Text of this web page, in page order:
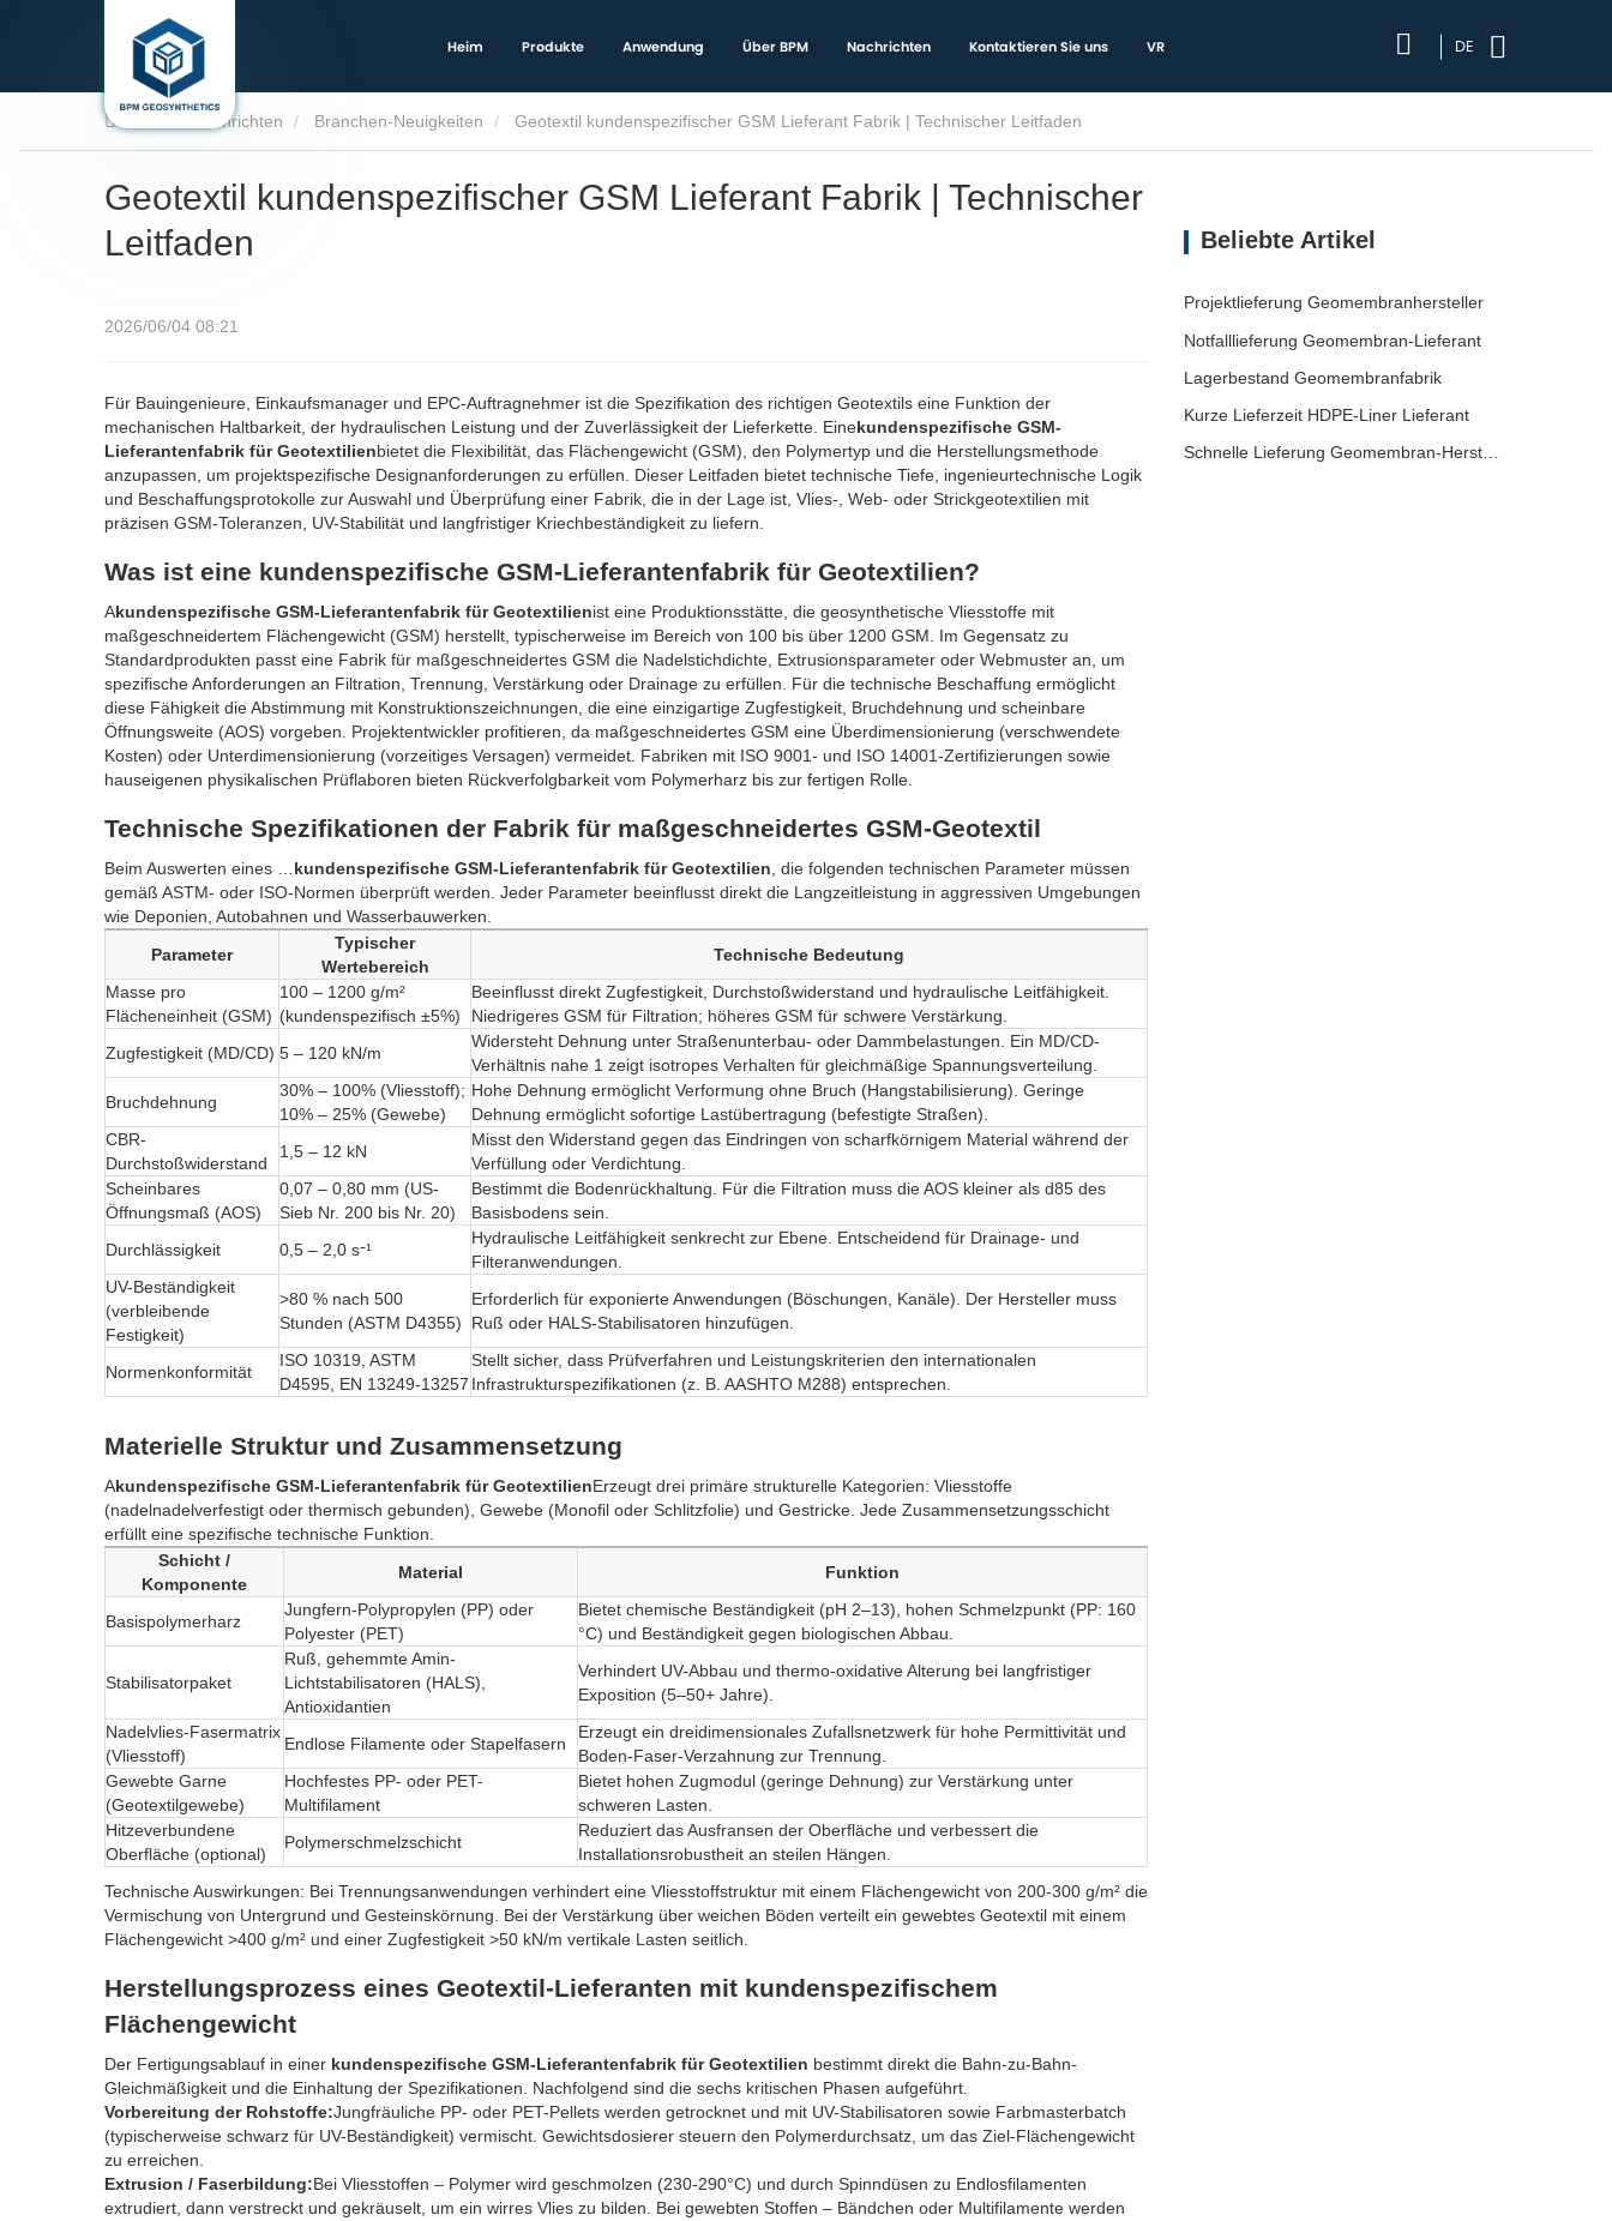
Heim Produkte Anwendung Über BPM Nachrichten Kontaktieren Sie uns VR DE
Nachrichten Branchen-Neuigkeiten Geotextil kundenspezifischer GSM Lieferant Fabrik | Technischer Leitfaden
Geotextil kundenspezifischer GSM Lieferant Fabrik | Technischer
Leitfaden
2026/06/04 08:21
Für Bauingenieure, Einkaufsmanager und EPC-Auftragnehmer ist die Spezifikation des richtigen Geotextils eine Funktion der
mechanischen Haltbarkeit, der hydraulischen Leistung und der Zuverlässigkeit der Lieferkette. Einekundenspezifische GSM-
Lieferantenfabrik für Geotextilienbietet die Flexibilität, das Flächengewicht (GSM), den Polymertyp und die Herstellungsmethode
anzupassen, um projektspezifische Designanforderungen zu erfüllen. Dieser Leitfaden bietet technische Tiefe, ingenieurtechnische Logik
und Beschaffungsprotokolle zur Auswahl und Überprüfung einer Fabrik, die in der Lage ist, Vlies-, Web- oder Strickgeotextilien mit
präzisen GSM-Toleranzen, UV-Stabilität und langfristiger Kriechbeständigkeit zu liefern.
Was ist eine kundenspezifische GSM-Lieferantenfabrik für Geotextilien?
Akundenspezifische GSM-Lieferantenfabrik für Geotextilienist eine Produktionsstätte, die geosynthetische Vliesstoffe mit
maßgeschneidertem Flächengewicht (GSM) herstellt, typischerweise im Bereich von 100 bis über 1200 GSM. Im Gegensatz zu
Standardprodukten passt eine Fabrik für maßgeschneidertes GSM die Nadelstichdichte, Extrusionsparameter oder Webmuster an, um
spezifische Anforderungen an Filtration, Trennung, Verstärkung oder Drainage zu erfüllen. Für die technische Beschaffung ermöglicht
diese Fähigkeit die Abstimmung mit Konstruktionszeichnungen, die eine einzigartige Zugfestigkeit, Bruchdehnung und scheinbare
Öffnungsweite (AOS) vorgeben. Projektentwickler profitieren, da maßgeschneidertes GSM eine Überdimensionierung (verschwendete
Kosten) oder Unterdimensionierung (vorzeitiges Versagen) vermeidet. Fabriken mit ISO 9001- und ISO 14001-Zertifizierungen sowie
hauseigenen physikalischen Prüflaboren bieten Rückverfolgbarkeit vom Polymerharz bis zur fertigen Rolle.
Technische Spezifikationen der Fabrik für maßgeschneidertes GSM-Geotextil
Beim Auswerten eines … kundenspezifische GSM-Lieferantenfabrik für Geotextilien , die folgenden technischen Parameter müssen
gemäß ASTM- oder ISO-Normen überprüft werden. Jeder Parameter beeinflusst direkt die Langzeitleistung in aggressiven Umgebungen
wie Deponien, Autobahnen und Wasserbauwerken.
Parameter
Typischer
Wertebereich
Technische Bedeutung
Masse pro
Flächeneinheit (GSM)
100 – 1200 g/m²
(kundenspezifisch ±5%)
Beeinflusst direkt Zugfestigkeit, Durchstoßwiderstand und hydraulische Leitfähigkeit.
Niedrigeres GSM für Filtration; höheres GSM für schwere Verstärkung.
Zugfestigkeit (MD/CD) 5 – 120 kN/m
Widersteht Dehnung unter Straßenunterbau- oder Dammbelastungen. Ein MD/CD-
Verhältnis nahe 1 zeigt isotropes Verhalten für gleichmäßige Spannungsverteilung.
Bruchdehnung
30% – 100% (Vliesstoff);
10% – 25% (Gewebe)
Hohe Dehnung ermöglicht Verformung ohne Bruch (Hangstabilisierung). Geringe
Dehnung ermöglicht sofortige Lastübertragung (befestigte Straßen).
CBR-
Durchstoßwiderstand
1,5 – 12 kN
Misst den Widerstand gegen das Eindringen von scharfkörnigem Material während der
Verfüllung oder Verdichtung.
Scheinbares
Öffnungsmaß (AOS)
0,07 – 0,80 mm (US-
Sieb Nr. 200 bis Nr. 20)
Bestimmt die Bodenrückhaltung. Für die Filtration muss die AOS kleiner als d85 des
Basisbodens sein.
Durchlässigkeit
0,5 – 2,0 s⁻¹
Hydraulische Leitfähigkeit senkrecht zur Ebene. Entscheidend für Drainage- und
Filteranwendungen.
UV-Beständigkeit
(verbleibende
Festigkeit)
>80 % nach 500
Stunden (ASTM D4355)
Erforderlich für exponierte Anwendungen (Böschungen, Kanäle). Der Hersteller muss
Ruß oder HALS-Stabilisatoren hinzufügen.
Normenkonformität
ISO 10319, ASTM
D4595, EN 13249-13257
Stellt sicher, dass Prüfverfahren und Leistungskriterien den internationalen
Infrastrukturspezifikationen (z. B. AASHTO M288) entsprechen.
Materielle Struktur und Zusammensetzung
Akundenspezifische GSM-Lieferantenfabrik für GeotextilienErzeugt drei primäre strukturelle Kategorien: Vliesstoffe
(nadelnadelverfestigt oder thermisch gebunden), Gewebe (Monofil oder Schlitzfolie) und Gestricke. Jede Zusammensetzungsschicht
erfüllt eine spezifische technische Funktion.
Schicht /
Komponente
Material Funktion
Basispolymerharz
Jungfern-Polypropylen (PP) oder
Polyester (PET)
Bietet chemische Beständigkeit (pH 2–13), hohen Schmelzpunkt (PP: 160
°C) und Beständigkeit gegen biologischen Abbau.
Stabilisatorpaket
Ruß, gehemmte Amin-
Lichtstabilisatoren (HALS),
Antioxidantien
Verhindert UV-Abbau und thermo-oxidative Alterung bei langfristiger
Exposition (5–50+ Jahre).
Nadelvlies-Fasermatrix
(Vliesstoff)
Endlose Filamente oder Stapelfasern
Erzeugt ein dreidimensionales Zufallsnetzwerk für hohe Permittivität und
Boden-Faser-Verzahnung zur Trennung.
Gewebte Garne
(Geotextilgewebe)
Hochfestes PP- oder PET-
Multifilament
Bietet hohen Zugmodul (geringe Dehnung) zur Verstärkung unter
schweren Lasten.
Hitzeverbundene
Oberfläche (optional)
Polymerschmelzschicht
Reduziert das Ausfransen der Oberfläche und verbessert die
Installationsrobustheit an steilen Hängen.
Technische Auswirkungen: Bei Trennungsanwendungen verhindert eine Vliesstoffstruktur mit einem Flächengewicht von 200-300 g/m² die
Vermischung von Untergrund und Gesteinskörnung. Bei der Verstärkung über weichen Böden verteilt ein gewebtes Geotextil mit einem
Flächengewicht >400 g/m² und einer Zugfestigkeit >50 kN/m vertikale Lasten seitlich.
Herstellungsprozess eines Geotextil-Lieferanten mit kundenspezifischem
Flächengewicht
Der Fertigungsablauf in einer kundenspezifische GSM-Lieferantenfabrik für Geotextilien bestimmt direkt die Bahn-zu-Bahn-
Gleichmäßigkeit und die Einhaltung der Spezifikationen. Nachfolgend sind die sechs kritischen Phasen aufgeführt.
Vorbereitung der Rohstoffe:Jungfräuliche PP- oder PET-Pellets werden getrocknet und mit UV-Stabilisatoren sowie Farbmasterbatch
(typischerweise schwarz für UV-Beständigkeit) vermischt. Gewichtsdosierer steuern den Polymerdurchsatz, um das Ziel-Flächengewicht
zu erreichen.
Extrusion / Faserbildung:Bei Vliesstoffen – Polymer wird geschmolzen (230-290°C) und durch Spinndüsen zu Endlosfilamenten
extrudiert, dann verstreckt und gekräuselt, um ein wirres Vlies zu bilden. Bei gewebten Stoffen – Bändchen oder Multifilamente werden
Beliebte Artikel
Projektlieferung Geomembranhersteller
Notfalllieferung Geomembran-Lieferant
Lagerbestand Geomembranfabrik
Kurze Lieferzeit HDPE-Liner Lieferant
Schnelle Lieferung Geomembran-Hersteller